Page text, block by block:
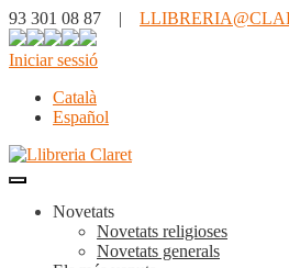
93 301 08 87 |
Iniciar sessió
Català
Español
Novetats
Novetats religioses
Novetats generals